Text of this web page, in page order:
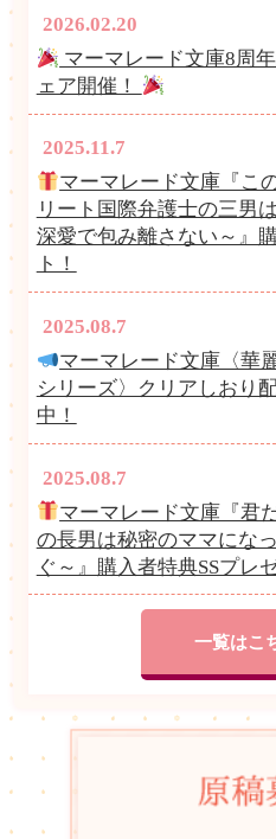
2026.02.20
マーマレード文庫8周
ェア開催！
2025.11.7
マーマレード文庫『こ
リート国際弁護士の三男
深愛で包み離さない～』
ト！
2025.08.7
マーマレード文庫〈華
シリーズ〉クリアしおり
中！
2025.08.7
マーマレード文庫『君
の長男は秘密のママにな
ぐ～』購入者特典SSプレ
一覧はこ